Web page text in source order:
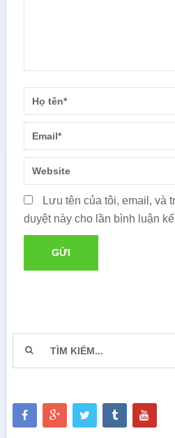
Lưu tên của tôi, email, và
duyệt này cho lần bình luận